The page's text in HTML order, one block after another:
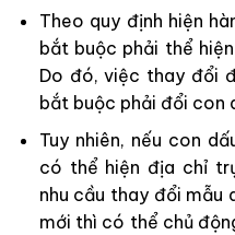
Theo quy định hiện
bắt buộc phải thể
Do đó, việc thay đổi
bắt buộc phải đổi con
Tuy nhiên, nếu con
có thể hiện địa chỉ
nhu cầu thay đổi mẫu
mới thì có thể chủ